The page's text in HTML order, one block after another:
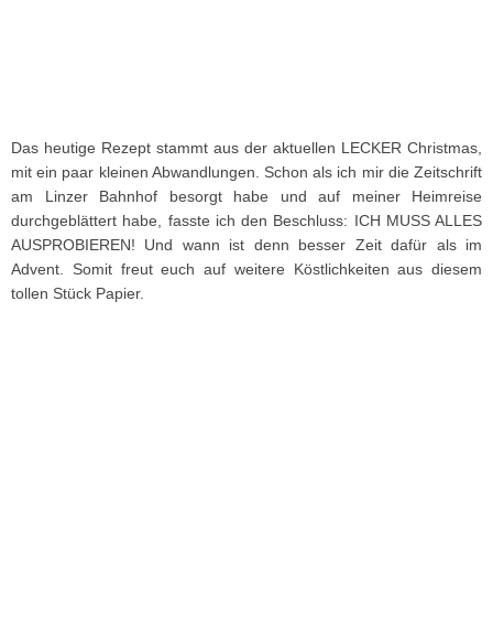
Das heutige Rezept stammt aus der aktuellen LECKER Christmas,
mit ein paar kleinen Abwandlungen. Schon als ich mir die Zeitschrift
am Linzer Bahnhof besorgt habe und auf meiner Heimreise
durchgeblättert habe, fasste ich den Beschluss: ICH MUSS ALLES
AUSPROBIEREN! Und wann ist denn besser Zeit dafür als im
Advent. Somit freut euch auf weitere Köstlichkeiten aus diesem
tollen Stück Papier.